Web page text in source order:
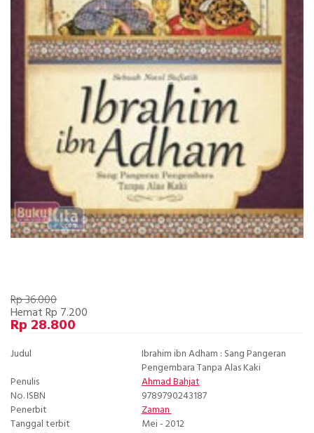
Rp 36.000
Hemat Rp 7.200
Rp 28.800
Judul
Ibrahim ibn Adham : Sang Pangeran
Pengembara Tanpa Alas Kaki
Penulis
Ahmad Bahjat
No. ISBN
9789790243187
Penerbit
Zaman
Tanggal terbit
Mei - 2012